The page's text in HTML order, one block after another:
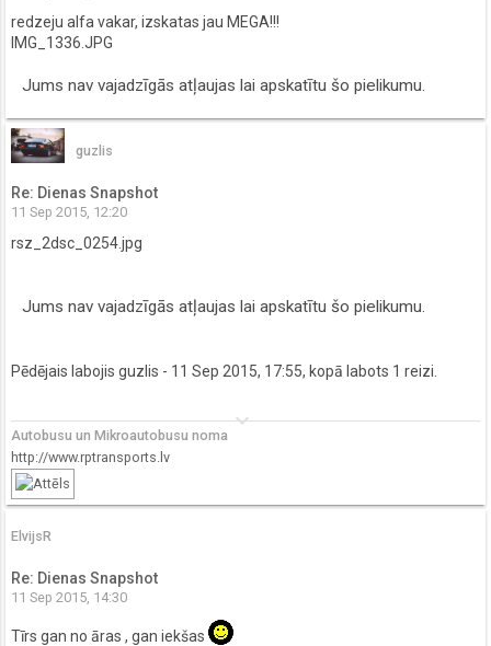
redzeju alfa vakar, izskatas jau MEGA!!!
IMG_1336.JPG
Jums nav vajadzīgās atļaujas lai apskatītu šo pielikumu.
guzlis
Re: Dienas Snapshot
11 Sep 2015, 12:20
rsz_2dsc_0254.jpg
Jums nav vajadzīgās atļaujas lai apskatītu šo pielikumu.
Pēdējais labojis guzlis - 11 Sep 2015, 17:55, kopā labots 1 reizi.
keyboard_arrow_down
Autobusu un Mikroautobusu noma
http://www.rptransports.lv
ElvijsR
Re: Dienas Snapshot
11 Sep 2015, 14:30
Tīrs gan no āras , gan iekšas